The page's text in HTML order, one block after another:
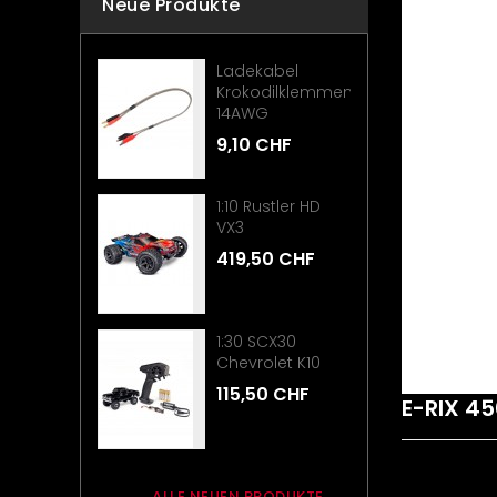
Ladekabel
Krokodilklemmen
14AWG
9,10 CHF
1:10 Rustler HD
VX3
419,50 CHF
1:30 SCX30
Chevrolet K10
115,50 CHF E-RIX